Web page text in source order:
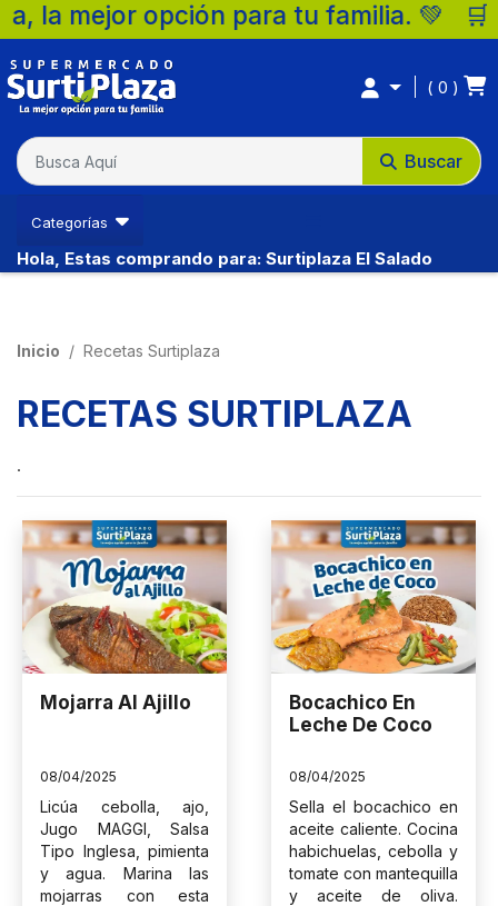
para tu familia. 💚 🛒
Buscar
0
Categorías
Hola, Estas comprando para: Surtiplaza El Salado
Inicio Recetas Surtiplaza
RECETAS SURTIPLAZA
.
Mojarra Al Ajillo
08/04/2025
Licúa cebolla, ajo,
Jugo MAGGI, Salsa
Tipo Inglesa, pimienta
y agua. Marina las
mojarras con esta
Bocachico En
Leche De Coco
08/04/2025
Sella el bocachico en
aceite caliente. Cocina
habichuelas, cebolla y
tomate con mantequilla
y aceite de oliva.
Ventas Ibague
(57) 3213794333
Ventas Neiva
(57) 3202362042